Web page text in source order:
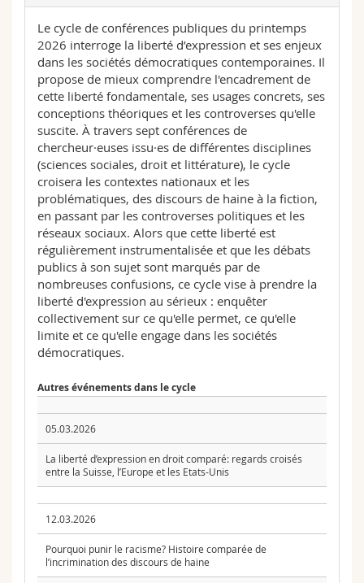
Le cycle de conférences publiques du printemps
2026 interroge la liberté d’expression et ses enjeux
dans les sociétés démocratiques contemporaines. Il
propose de mieux comprendre l'encadrement de
cette liberté fondamentale, ses usages concrets, ses
conceptions théoriques et les controverses qu'elle
suscite. À travers sept conférences de
chercheur·euses issu·es de différentes disciplines
(sciences sociales, droit et littérature), le cycle
croisera les contextes nationaux et les
problématiques, des discours de haine à la fiction,
en passant par les controverses politiques et les
réseaux sociaux. Alors que cette liberté est
régulièrement instrumentalisée et que les débats
publics à son sujet sont marqués par de
nombreuses confusions, ce cycle vise à prendre la
liberté d'expression au sérieux : enquêter
collectivement sur ce qu'elle permet, ce qu'elle
limite et ce qu'elle engage dans les sociétés
démocratiques.
Autres événements dans le cycle
05.03.2026
La liberté d’expression en droit comparé: regards croisés
entre la Suisse, l’Europe et les Etats-Unis
12.03.2026
Pourquoi punir le racisme? Histoire comparée de
l’incrimination des discours de haine